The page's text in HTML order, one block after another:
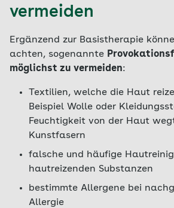
vermeiden
Ergänzend zur Basistherapie
achten, sogenannte
möglichst zu vermeiden:
Textilien, welche die Haut
Beispiel Wolle oder
Feuchtigkeit von der Haut
Kunstfasern
falsche und häufige
hautreizenden Substanzen
bestimmte Allergene bei
Allergie